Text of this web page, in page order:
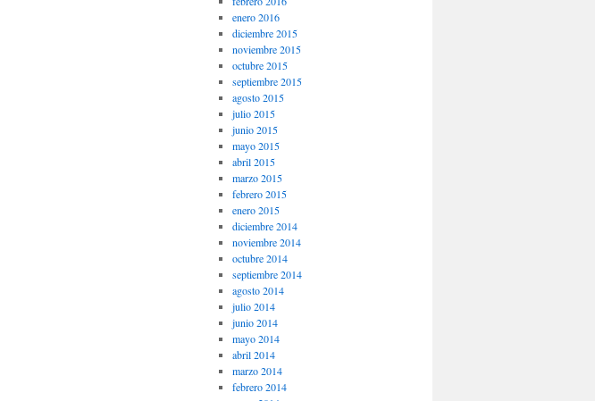
enero 2016
diciembre 2015
noviembre 2015
octubre 2015
septiembre 2015
agosto 2015
julio 2015
junio 2015
mayo 2015
abril 2015
marzo 2015
febrero 2015
enero 2015
diciembre 2014
noviembre 2014
octubre 2014
septiembre 2014
agosto 2014
julio 2014
junio 2014
mayo 2014
abril 2014
marzo 2014
febrero 2014